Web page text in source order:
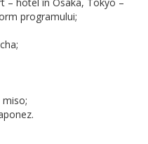
programului;